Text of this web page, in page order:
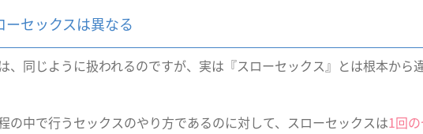
セックスは異なる
、同じように扱われるのですが、実は『スローセックス』とは根本から
の中で行うセックスのやり方であるのに対して、スローセックスは1回